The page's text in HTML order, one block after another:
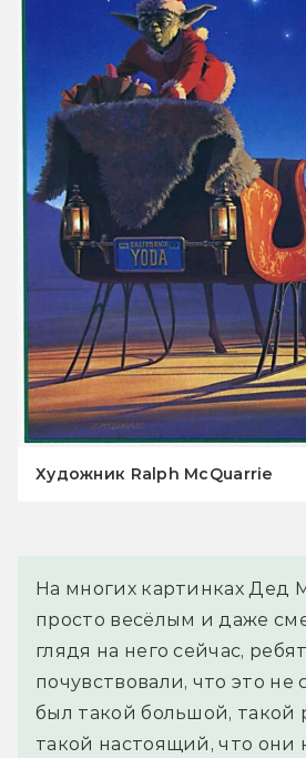
Художник Ralph McQuarrie
На многих картинках Дед
просто весёлым и даже
глядя на него сейчас,
почувствовали, что это не
был такой большой, такой
такой настоящий, что они